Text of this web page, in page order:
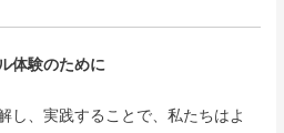
体験のために
し、実践することで、私たちはよ